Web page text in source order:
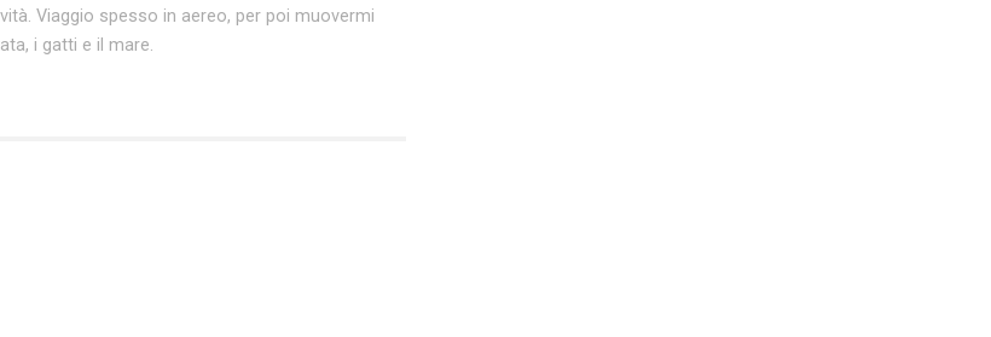
Viaggio spesso in aereo, per poi muovermi
i gatti e il mare.